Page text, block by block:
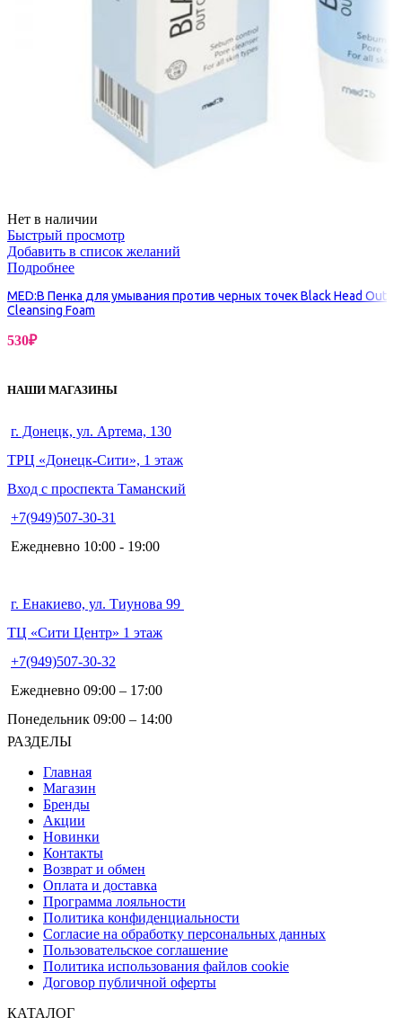
Нет в наличии
Быстрый просмотр
Добавить в список желаний
Подробнее
MED:B Пенка для умывания против черных точек Black Head Out
Cleansing Foam
530₽
НАШИ МАГАЗИНЫ
г. Донецк, ул. Артема, 130
ТРЦ «Донецк-Сити», 1 этаж
Вход с проспекта Таманский
+7(949)507-30-31
Ежедневно 10:00 - 19:00
г. Енакиево, ул. Тиунова 99
ТЦ «Сити Центр» 1 этаж
+7(949)507-30-32
Ежедневно 09:00 – 17:00
Понедельник 09:00 – 14:00
РАЗДЕЛЫ
Главная
Магазин
Бренды
Акции
Новинки
Контакты
Возврат и обмен
Оплата и доставка
Программа лояльности
Политика конфиденциальности
Согласие на обработку персональных данных
Пользовательское соглашение
Политика использования файлов cookie
Договор публичной оферты
КАТАЛОГ